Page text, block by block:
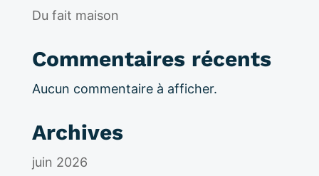
Du fait maison
Commentaires récents
Aucun commentaire à afficher.
Archives
juin 2026